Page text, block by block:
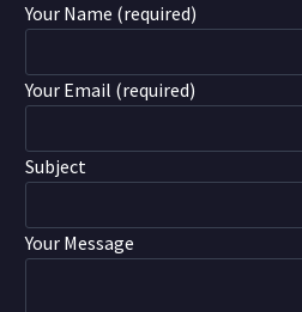
Your Name (required)
Your Email (required)
Subject
Your Message